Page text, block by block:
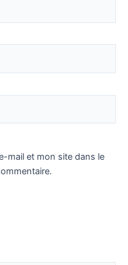
mail et mon site dans le